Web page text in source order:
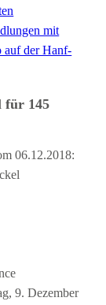
mit
auf der Hanf-
für 145
06.12.2018:
9. Dezember